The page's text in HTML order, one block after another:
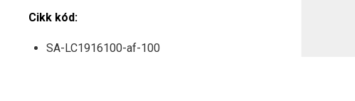
Cikk kód:
SA-LC1916100-af-100